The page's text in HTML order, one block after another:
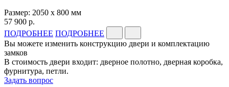
Размер: 2050 x 800 мм
57 900 р.
ПОДРОБНЕЕ ПОДРОБНЕЕ
Вы можете изменить конструкцию двери и комплектацию
замков
В стоимость двери входит: дверное полотно, дверная коробка,
фурнитура, петли.
Задать вопрос